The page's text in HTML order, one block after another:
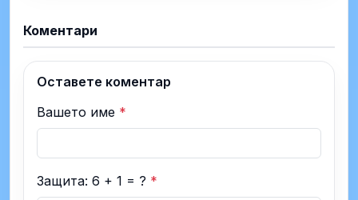
Коментари
Оставете коментар
Вашето име *
Защита: 6 + 1 = ? *